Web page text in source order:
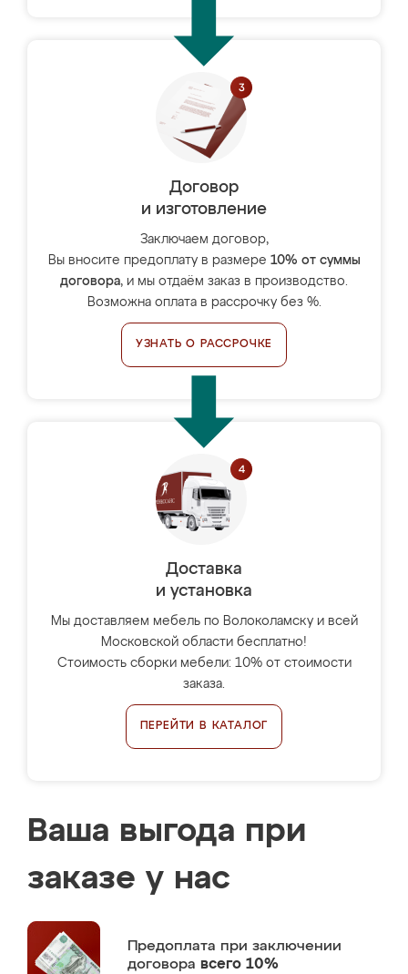
Договор
и изготовление
Заключаем договор,
Вы вносите предоплату в размере 10% от суммы
договора, и мы отдаём заказ в производство.
Возможна оплата в рассрочку без %.
УЗНАТЬ О РАССРОЧКЕ
Доставка
и установка
Мы доставляем мебель по Волоколамску и всей
Московской области бесплатно!
Стоимость сборки мебели: 10% от стоимости
заказа.
ПЕРЕЙТИ В КАТАЛОГ
Ваша выгода при
заказе у нас
Предоплата при заключении
договора всего 10%